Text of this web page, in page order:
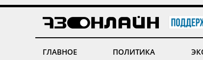
ГЛАВНОЕ ПОЛИТИКА